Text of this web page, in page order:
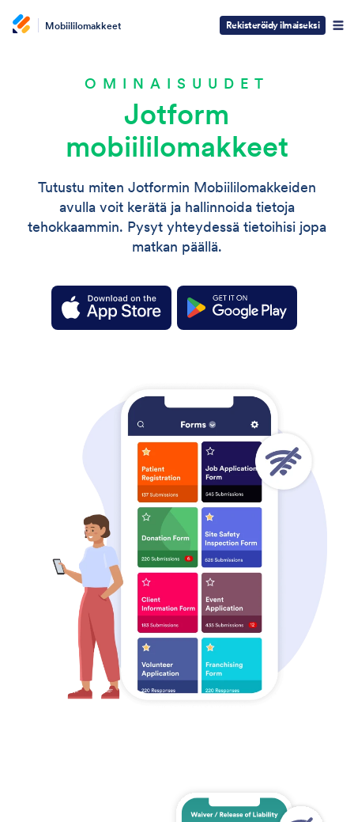
Mobiililomakkeet Rekisteröidy ilmaiseksi
OMINAISUUDET
Jotform
mobiililomakkeet
Tutustu miten Jotformin Mobiililomakkeiden
avulla voit kerätä ja hallinnoida tietoja
tehokkaammin. Pysyt yhteydessä tietoihisi jopa
matkan päällä.